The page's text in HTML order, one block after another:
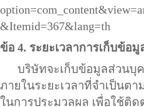
&Itemid=367&lang=th
ข้อ 4. ระยะเวลาการเก็บข้อ
บริษัทจะเก็บข้อมูลส่วนบุ
ภายในระยะเวลาที่จำเป็นต
ในการประมวลผล เพื่อใช้ติด